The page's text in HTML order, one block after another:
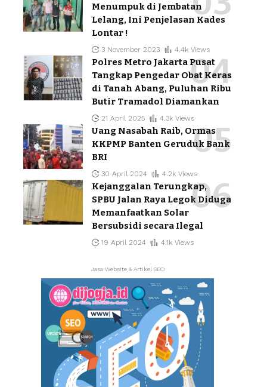
Menumpuk di Jembatan
Lelang, Ini Penjelasan Kades
Lontar !
3 November 2023 4.4k Views
Polres Metro Jakarta Pusat
Tangkap Pengedar Obat Keras
di Tanah Abang, Puluhan Ribu
Butir Tramadol Diamankan
21 April 2025 4.3k Views
Uang Nasabah Raib, Ormas
KKPMP Banten Geruduk Bank
BRI
30 April 2024 4.2k Views
Kejanggalan Terungkap,
SPBU Jalan Raya Legok Diduga
Memanfaatkan Solar
Bersubsidi secara Ilegal
19 April 2024 4.1k Views
Jasa Website & Artikel SEO